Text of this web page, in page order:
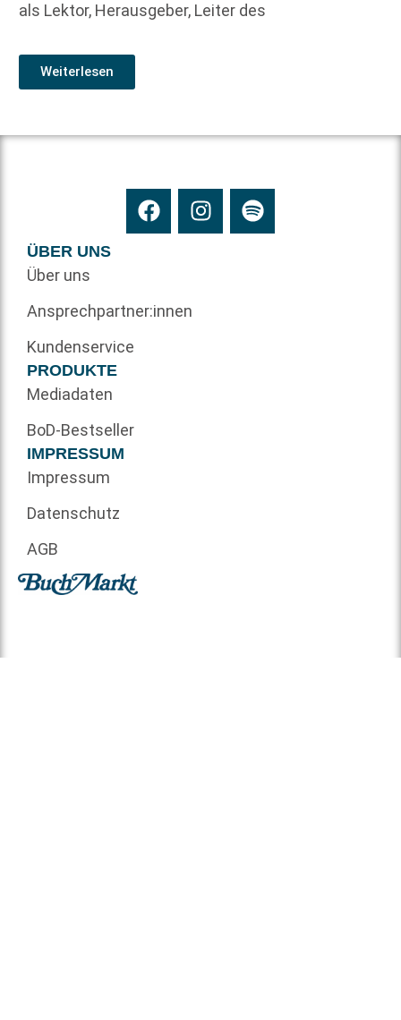
als Lektor, Herausgeber, Leiter des
Weiterlesen
ÜBER UNS
Über uns
Ansprechpartner:innen
Kundenservice
PRODUKTE
Mediadaten
BoD-Bestseller
IMPRESSUM
Impressum
Datenschutz
AGB